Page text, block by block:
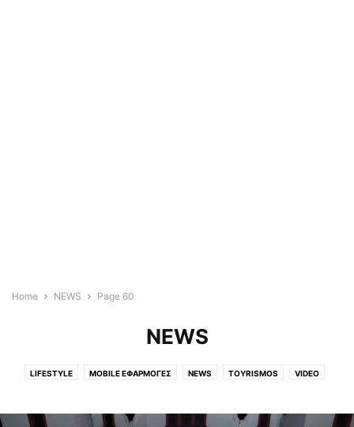
Home NEWS Page 60
NEWS
LIFESTYLE MOBILE ΕΦΑΡΜΟΓΈΣ NEWS TOYRISMOS VIDEO
ΑΕΡΟΦΩΤΟΓΡΑΦΙΕΣ ΑΘΗΝΑ ΑΛΜΥΡΌΣ ΑΛΌΝΝΗΣΟΣ ΑΠΌΨΕΙΣ